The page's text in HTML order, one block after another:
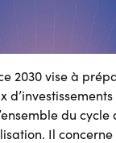
2030 vise à
du cycle
Il